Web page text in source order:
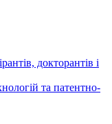
докторантів і
та патентно-